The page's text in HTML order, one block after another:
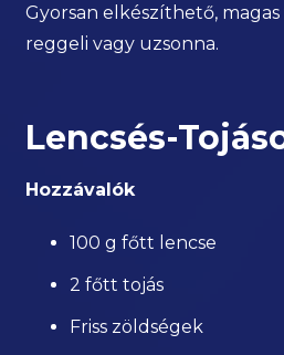
Gyorsan elkészíthető,
reggeli vagy uzsonna.
Lencsés-
Hozzávalók
100 g főtt lencse
2 főtt tojás
Friss zöldségek